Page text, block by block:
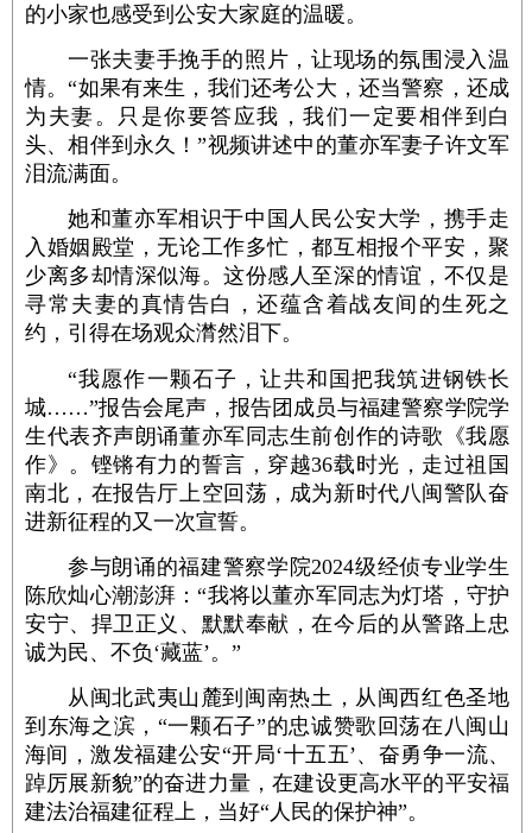
的小家也感受到公安大家庭的温暖。
一张夫妻手挽手的照片，让现场的氛围浸入温
情。“如果有来生，我们还考公大，还当警察，还成
为夫妻。只是你要答应我，我们一定要相伴到白
头、相伴到永久！”视频讲述中的董亦军妻子许文军
泪流满面。
她和董亦军相识于中国人民公安大学，携手走
入婚姻殿堂，无论工作多忙，都互相报个平安，聚
少离多却情深似海。这份感人至深的情谊，不仅是
寻常夫妻的真情告白，还蕴含着战友间的生死之
约，引得在场观众潸然泪下。
“我愿作一颗石子，让共和国把我筑进钢铁长
城……”报告会尾声，报告团成员与福建警察学院学
生代表齐声朗诵董亦军同志生前创作的诗歌《我愿
作》。铿锵有力的誓言，穿越36载时光，走过祖国
南北，在报告厅上空回荡，成为新时代八闽警队奋
进新征程的又一次宣誓。
参与朗诵的福建警察学院2024级经侦专业学生
陈欣灿心潮澎湃：“我将以董亦军同志为灯塔，守护
安宁、捍卫正义、默默奉献，在今后的从警路上忠
诚为民、不负‘藏蓝’。”
从闽北武夷山麓到闽南热土，从闽西红色圣地
到东海之滨，“一颗石子”的忠诚赞歌回荡在八闽山
海间，激发福建公安“开局‘十五五’、奋勇争一流、
踔厉展新貌”的奋进力量，在建设更高水平的平安福
建法治福建征程上，当好“人民的保护神”。